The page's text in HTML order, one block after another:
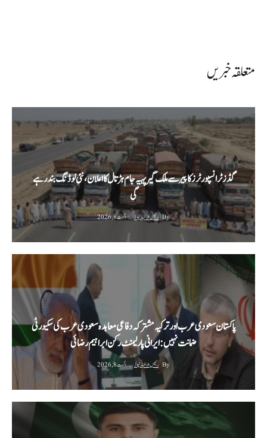
متعلقہ خبریں
گڈز ٹرانسپورٹرز کا پیر سے ملک گیر پہیہ جام ہڑتال کا اعلان، نئی لوڈنگ بند رہے
گی
By رئیس الاخبار نیوز اگست 8, 2026
پاکستان سعودی عرب اور ترکیہ مشترکہ دفاعی معاہدہ سعودی عرب کی سکیورٹی
ضمانت نہیں: ایرانی پارلیمنٹ رکن ابراہیم رضائی
By رئیس الاخبار نیوز اگست 8, 2026